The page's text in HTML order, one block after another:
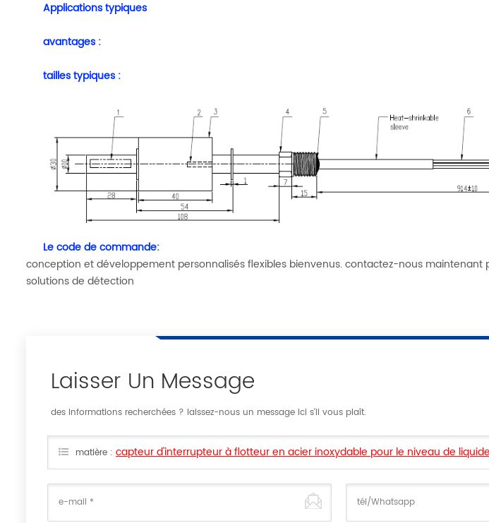
Applications typiques
avantages :
tailles typiques :
Le code de commande:
conception et développement personnalisés flexibles bienvenus. contactez-nous maintenant
solutions de détection
Laisser Un Message
des informations recherchées ? laissez-nous un message ici s'il vous plaît.
matière :capteur d'interrupteur à flotteur en acier inoxydable pour le niveau de